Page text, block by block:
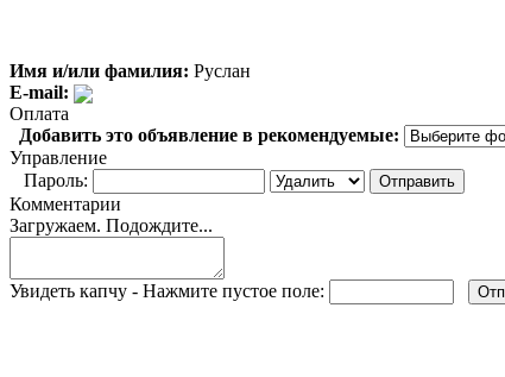
Имя и/или фамилия: Руслан
E-mail:
Оплата
Добавить это объявление в рекомендуемые:
Управление
Пароль:
Комментарии
Загружаем. Подождите...
Увидеть капчу - Нажмите пустое поле: